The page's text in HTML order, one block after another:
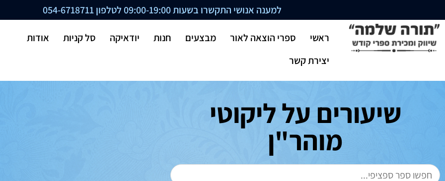
למענה אנושי התקשרו בשעות 09:00-19:00 לטלפון 054-6718711
ראשי ספרי הוצאה לאור מבצעים חנות יודאיקה סל קניות
אודות
יצירת קשר
שיעורים על ליקוטי
מוהר"ן